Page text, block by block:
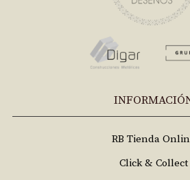
RB Tienda
Click & Collect